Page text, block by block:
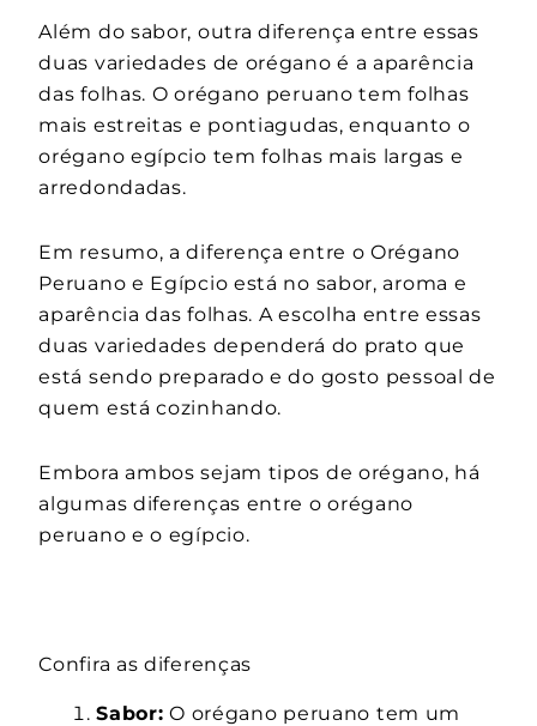
Além do sabor, outra diferença entre essas
duas variedades de orégano é a aparência
das folhas. O orégano peruano tem folhas
mais estreitas e pontiagudas, enquanto o
orégano egípcio tem folhas mais largas e
arredondadas.
Em resumo, a diferença entre o Orégano
Peruano e Egípcio está no sabor, aroma e
aparência das folhas. A escolha entre essas
duas variedades dependerá do prato que
está sendo preparado e do gosto pessoal de
quem está cozinhando.
Embora ambos sejam tipos de orégano, há
algumas diferenças entre o orégano
peruano e o egípcio.
Confira as diferenças
Sabor: O orégano peruano tem um